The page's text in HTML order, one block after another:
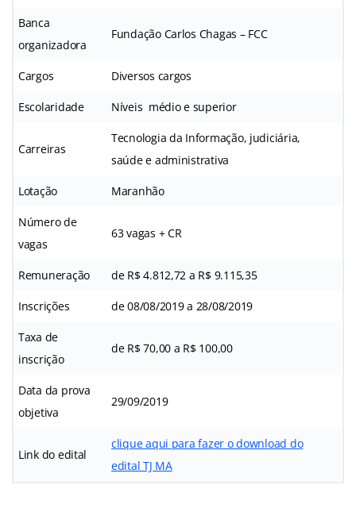
Banca
organizadora
Fundação Carlos Chagas – FCC
Cargos Diversos cargos
Escolaridade Níveis médio e superior
Carreiras
Tecnologia da Informação, judiciária,
saúde e administrativa
Lotação Maranhão
Número de
vagas
63 vagas + CR
Remuneração de R$ 4.812,72 a R$ 9.115,35
Inscrições de 08/08/2019 a 28/08/2019
Taxa de
inscrição
de R$ 70,00 a R$ 100,00
Data da prova
objetiva
29/09/2019
Link do edital
clique aqui para fazer o download do
edital TJ MA